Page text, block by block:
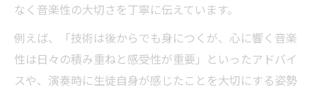
なく音楽性の大切さを丁寧に伝えています。
例えば、「技術は後からでも身につくが、心に響く音楽
性は日々の積み重ねと感受性が重要」といったアドバイ
スや、演奏時に生徒自身が感じたことを大切にする姿勢